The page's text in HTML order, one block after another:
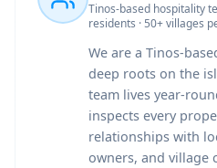
Tinos-based hospitality
residents · 50+ villages
We are a Tinos-
deep roots on the
team lives year-
inspects every
relationships with
owners, and village